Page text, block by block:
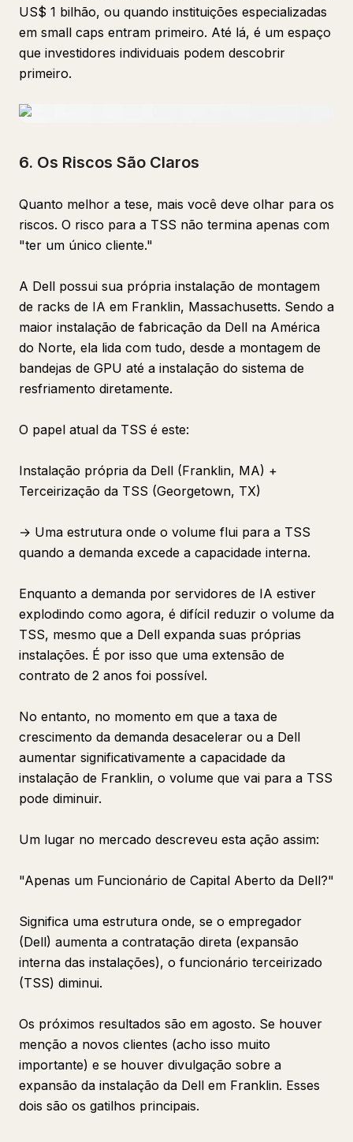
US$ 1 bilhão, ou quando instituições especializadas
em small caps entram primeiro. Até lá, é um espaço
que investidores individuais podem descobrir
primeiro.
6. Os Riscos São Claros
Quanto melhor a tese, mais você deve olhar para os
riscos. O risco para a TSS não termina apenas com
"ter um único cliente."
A Dell possui sua própria instalação de montagem
de racks de IA em Franklin, Massachusetts. Sendo a
maior instalação de fabricação da Dell na América
do Norte, ela lida com tudo, desde a montagem de
bandejas de GPU até a instalação do sistema de
resfriamento diretamente.
O papel atual da TSS é este:
Instalação própria da Dell (Franklin, MA) +
Terceirização da TSS (Georgetown, TX)
→ Uma estrutura onde o volume flui para a TSS
quando a demanda excede a capacidade interna.
Enquanto a demanda por servidores de IA estiver
explodindo como agora, é difícil reduzir o volume da
TSS, mesmo que a Dell expanda suas próprias
instalações. É por isso que uma extensão de
contrato de 2 anos foi possível.
No entanto, no momento em que a taxa de
crescimento da demanda desacelerar ou a Dell
aumentar significativamente a capacidade da
instalação de Franklin, o volume que vai para a TSS
pode diminuir.
Um lugar no mercado descreveu esta ação assim:
"Apenas um Funcionário de Capital Aberto da Dell?"
Significa uma estrutura onde, se o empregador
(Dell) aumenta a contratação direta (expansão
interna das instalações), o funcionário terceirizado
(TSS) diminui.
Os próximos resultados são em agosto. Se houver
menção a novos clientes (acho isso muito
importante) e se houver divulgação sobre a
expansão da instalação da Dell em Franklin. Esses
dois são os gatilhos principais.